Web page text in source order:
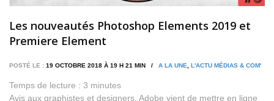
Les nouveautés Photoshop Elements 2019 et
Premiere Element
POSTÉ LE : 19 OCTOBRE 2018 À 19 H 21 MIN / A LA UNE L'ACTU MÉDIAS & COM'
Temps de lecture : 3 minutes
Avis aux graphistes et designers, Adobe vient de mettre en ligne